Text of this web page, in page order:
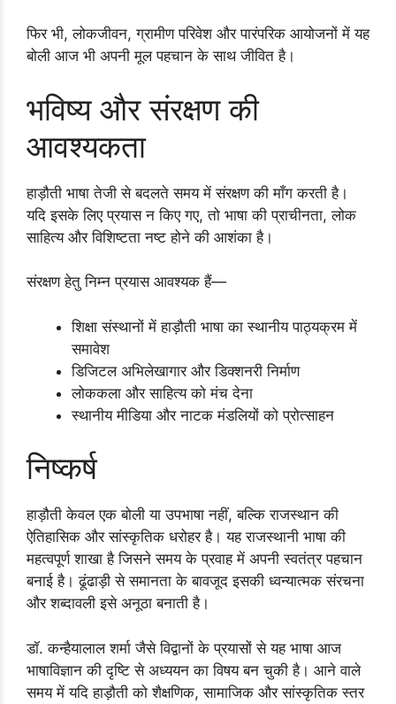
फिर भी, लोकजीवन, ग्रामीण परिवेश और पारंपरिक आयोजनों में यह
बोली आज भी अपनी मूल पहचान के साथ जीवित है।
भविष्य और संरक्षण की
आवश्यकता
हाड़ौती भाषा तेजी से बदलते समय में संरक्षण की माँग करती है।
यदि इसके लिए प्रयास न किए गए, तो भाषा की प्राचीनता, लोक
साहित्य और विशिष्टता नष्ट होने की आशंका है।
संरक्षण हेतु निम्न प्रयास आवश्यक हैं—
शिक्षा संस्थानों में हाड़ौती भाषा का स्थानीय पाठ्यक्रम में
समावेश
डिजिटल अभिलेखागार और डिक्शनरी निर्माण
लोककला और साहित्य को मंच देना
स्थानीय मीडिया और नाटक मंडलियों को प्रोत्साहन
निष्कर्ष
हाड़ौती केवल एक बोली या उपभाषा नहीं, बल्कि राजस्थान की
ऐतिहासिक और सांस्कृतिक धरोहर है। यह राजस्थानी भाषा की
महत्वपूर्ण शाखा है जिसने समय के प्रवाह में अपनी स्वतंत्र पहचान
बनाई है। ढूंढाड़ी से समानता के बावजूद इसकी ध्वन्यात्मक संरचना
और शब्दावली इसे अनूठा बनाती है।
डॉ. कन्हैयालाल शर्मा जैसे विद्वानों के प्रयासों से यह भाषा आज
भाषाविज्ञान की दृष्टि से अध्ययन का विषय बन चुकी है। आने वाले
समय में यदि हाड़ौती को शैक्षणिक, सामाजिक और सांस्कृतिक स्तर